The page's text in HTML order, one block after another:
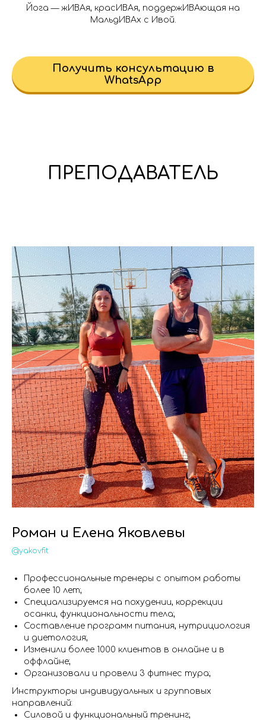
Йога — жИВАя, красИВАя, поддержИВАющая на
МальдИВАх с Ивой.
Получить консультацию в
WhatsApp
ПРЕПОДАВАТЕЛЬ
Роман и Елена Яковлевы
@yakovfit
Профессиональные тренеры с опытом работы
более 10 лет;
Специализируемся на похудении, коррекции
осанки, функциональности тела;
Составление программ питания, нутрициология
и диетология;
Изменили более 1000 клиентов в онлайне и в
оффлайне;
Организовали и провели 3 фитнес тура;
Инструкторы индивидуальных и групповых
направлений:
Силовой и функциональный тренинг;